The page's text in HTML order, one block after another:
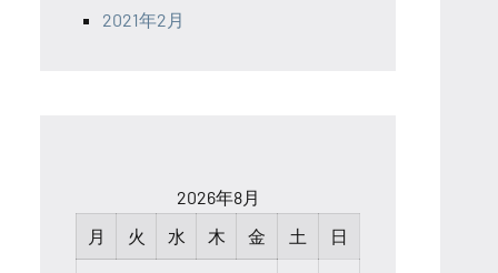
2021年2月
2026年8月
月
火 水 木 金 土 日